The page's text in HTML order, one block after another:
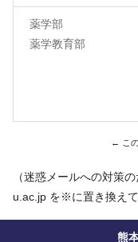
薬学部
薬学教育部
（迷惑メールへの対策
u.ac.jp を※に置き換えて
熊